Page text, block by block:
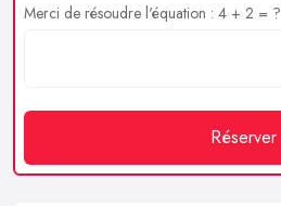
Merci de résoudre l'équation : 4 + 2 = ?
Réserver